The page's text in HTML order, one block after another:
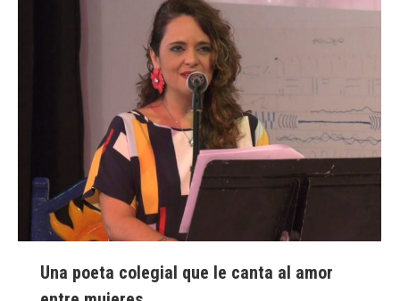
Una poeta colegial que le canta al amor